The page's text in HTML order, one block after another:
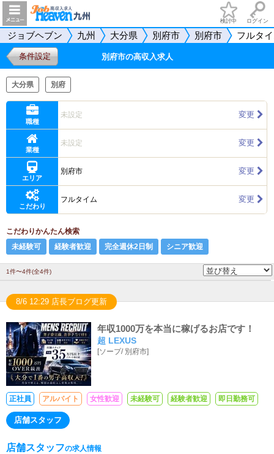
検討中 ログイン
ジョブヘブン 九州 大分県 別府市 別府市 フルタ
条件設定 別府市の高収入求人
大分県 別府
職種
未設定 変更
業種
未設定 変更
エリア
別府市 変更
こだわり
フルタイム 変更
こだわりかんたん検索
未経験可
経験者歓迎 完全週休2日制 シニア歓迎
1件〜4件(全4件)
8/6 12:29 店長ブログ更新
年収1000万を本当に稼げるお店です！
超 LEXUS
[ソープ/ 別府市]
正社員 アルバイト 女性歓迎 未経験可 経験者歓迎 即日勤務可
店舗スタッフ
店舗スタッフの求人情報